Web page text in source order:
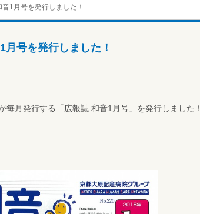
音1月号を発行しました！
月号を発行しました！
毎月発行する「広報誌 和音1月号」を発行しました！